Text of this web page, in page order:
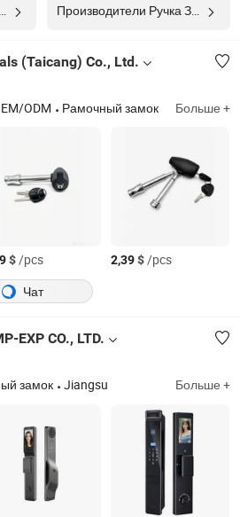
Производители Ручка Замка
(Taicang) Co., Ltd.
ODM Рамочный замок Больше +
$/pcs 2,39$/pcs
Чат
EXP CO., LTD.
замок Jiangsu Больше +